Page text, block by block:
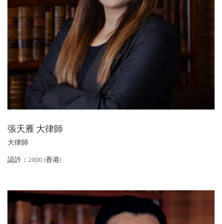
張天雁 大律師
大律師
認許：2000 (香港)